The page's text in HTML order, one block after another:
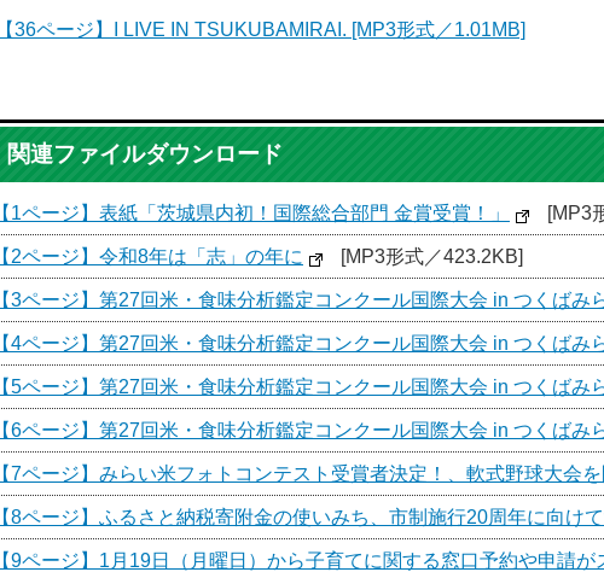
【36ページ】I LIVE IN TSUKUBAMIRAI. [MP3形式／1.01MB]
関連ファイルダウンロード
【1ページ】表紙「茨城県内初！国際総合部門 金賞受賞！」 [MP3
【2ページ】令和8年は「志」の年に [MP3形式／423.2KB]
【3ページ】第27回米・食味分析鑑定コンクール国際大会 in つくばみ
【4ページ】第27回米・食味分析鑑定コンクール国際大会 in つくばみ
【5ページ】第27回米・食味分析鑑定コンクール国際大会 in つくばみ
【6ページ】第27回米・食味分析鑑定コンクール国際大会 in つくばみ
【7ページ】みらい米フォトコンテスト受賞者決定！、軟式野球大会
【8ページ】ふるさと納税寄附金の使いみち、市制施行20周年に向け
【9ページ】1月19日（月曜日）から子育てに関する窓口予約や申請